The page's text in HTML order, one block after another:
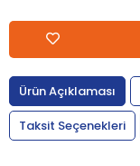
Ürün Açıklaması
Taksit Seçenekleri